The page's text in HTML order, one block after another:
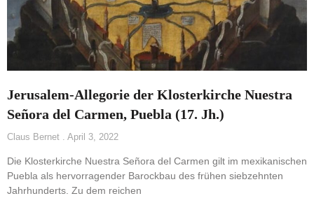
Jerusalem-Allegorie der Klosterkirche Nuestra
Señora del Carmen, Puebla (17. Jh.)
Claus Bernet April 3, 2022
Die Klosterkirche Nuestra Señora del Carmen gilt im mexikanischen
Puebla als hervorragender Barockbau des frühen siebzehnten
Jahrhunderts. Zu dem reichen